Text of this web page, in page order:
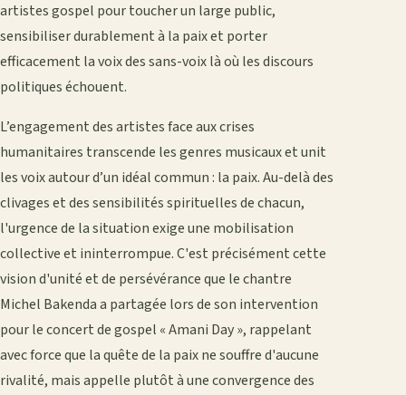
artistes gospel pour toucher un large public,
sensibiliser durablement à la paix et porter
efficacement la voix des sans-voix là où les discours
politiques échouent.
L’engagement des artistes face aux crises
humanitaires transcende les genres musicaux et unit
les voix autour d’un idéal commun : la paix. Au-delà des
clivages et des sensibilités spirituelles de chacun,
l'urgence de la situation exige une mobilisation
collective et ininterrompue. C'est précisément cette
vision d'unité et de persévérance que le chantre
Michel Bakenda a partagée lors de son intervention
pour le concert de gospel « Amani Day », rappelant
avec force que la quête de la paix ne souffre d'aucune
rivalité, mais appelle plutôt à une convergence des